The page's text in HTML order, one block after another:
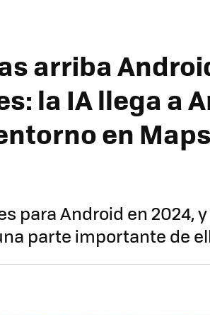
arriba
la IA llega a
en
para Android en 2024,
parte importante de